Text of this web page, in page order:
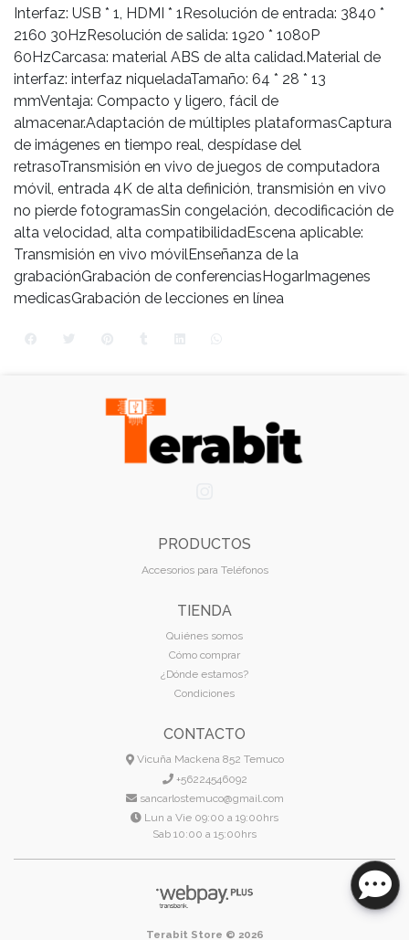
Interfaz: USB * 1, HDMI * 1Resolución de entrada: 3840 *
2160 30HzResolución de salida: 1920 * 1080P
60HzCarcasa: material ABS de alta calidad.Material de
interfaz: interfaz niqueladaTamaño: 64 * 28 * 13
mmVentaja: Compacto y ligero, fácil de
almacenar.Adaptación de múltiples plataformasCaptura
de imágenes en tiempo real, despídase del
retrasoTransmisión en vivo de juegos de computadora
móvil, entrada 4K de alta definición, transmisión en vivo
no pierde fotogramasSin congelación, decodificación de
alta velocidad, alta compatibilidadEscena aplicable:
Transmisión en vivo móvilEnseñanza de la
grabaciónGrabación de conferenciasHogarImagenes
medicasGrabación de lecciones en línea
PRODUCTOS
Accesorios para Teléfonos
TIENDA
Quiénes somos
Cómo comprar
¿Dónde estamos?
Condiciones
CONTACTO
Vicuña Mackena 852 Temuco
+56224546092
sancarlostemuco@gmail.com
Lun a Vie 09:00 a 19:00hrs
Sab 10:00 a 15:00hrs
Terabit Store © 2026